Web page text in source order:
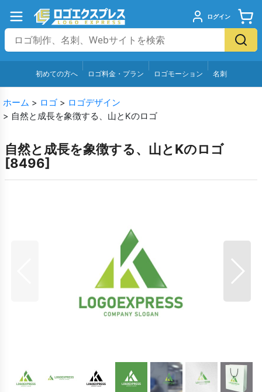
ログイン
初めての方へ ロゴ料金・プラン ロゴモーション 名刺
ホーム > ロゴ > ロゴデザイン
> 自然と成長を象徴する、山とKのロゴ
自然と成長を象徴する、山とKのロゴ
[8496]